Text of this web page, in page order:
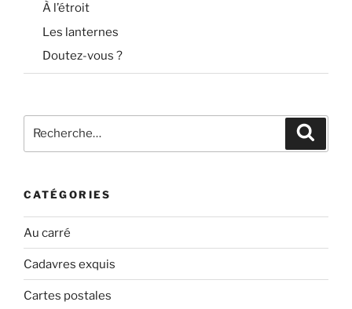
À l’étroit
Les lanternes
Doutez-vous ?
pour
CATÉGORIES
Au carré
Cadavres exquis
Cartes postales